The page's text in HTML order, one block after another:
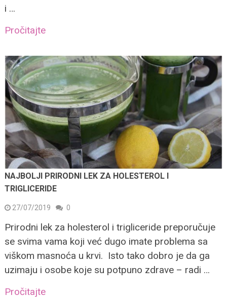
i …
Pročitajte
NAJBOLJI PRIRODNI LEK ZA HOLESTEROL I
TRIGLICERIDE
27/07/2019 0
Prirodni lek za holesterol i trigliceride preporučuje
se svima vama koji već dugo imate problema sa
viškom masnoća u krvi. Isto tako dobro je da ga
uzimaju i osobe koje su potpuno zdrave – radi …
Pročitajte